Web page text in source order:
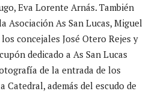
Eva Lorente Arnás. También
Asociación As San Lucas, Miguel
concejales José Otero Rejes y
dedicado a As San Lucas
de la entrada de los
Catedral, además del escudo de